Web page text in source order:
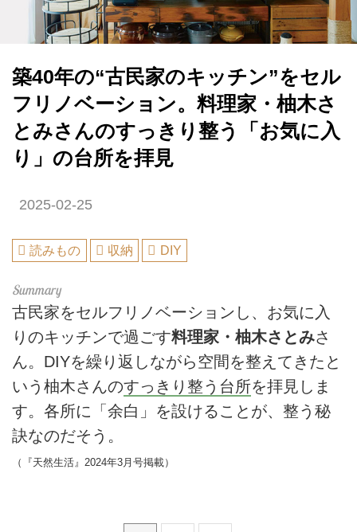
築40年の“古民家のキッチン”をセル
フリノベーション。料理家・柚木さ
とみさんのすっきり整う「お気に入
り」の台所を拝見
2025-02-25
読みもの 収納 DIY
古民家をセルフリノベーションし、お気に入
りのキッチンで過ごす料理家・柚木さとみさ
ん。DIYを繰り返しながら空間を整えてきたと
いう柚木さんのすっきり整う台所を拝見しま
す。各所に「余白」を設けることが、整う秘
訣なのだそう。
（『天然生活』2024年3月号掲載）